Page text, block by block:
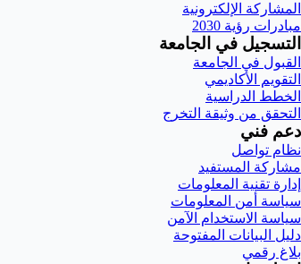
المشاركة الإلكترونية
مبادرات رؤية 2030
التسجيل في الجامعة
القبول في الجامعة
التقويم الأكاديمي
الخطط الدراسية
التحقق من وثيقة التخرج
دعم فني
نظام تواصل
مشاركة المستفيد
إدارة تقنية المعلومات
سياسة أمن المعلومات
سياسة الاستخدام الآمن
دليل البيانات المفتوحة
بلاغ رقمي